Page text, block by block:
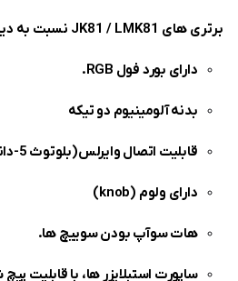
برتری های JK81 / LMK81 نسبت به
دارای بورد فول RGB
.
بدنهآلومینیوم دو تیکه
قابلیت اتصال وایرلس(بلوتوث 5 -
دارای ولوم (
knob
)
هات سوآپ بودن سوییچ ها.
ساپورت استبلایزر ها، با قابلیت